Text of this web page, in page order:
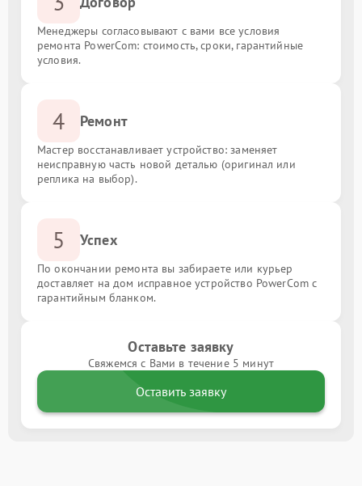
Менеджеры согласовывают с вами все условия
ремонта PowerCom: стоимость, сроки, гарантийные
условия.
4 Ремонт
Мастер восстанавливает устройство: заменяет
неисправную часть новой деталью (оригинал или
реплика на выбор).
5 Успех
По окончании ремонта вы забираете или курьер
доставляет на дом исправное устройство PowerCom с
гарантийным бланком.
Оставьте заявку
Свяжемся с Вами в течение 5 минут
Оставить заявку